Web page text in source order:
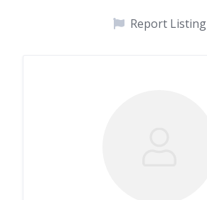
Report Listing